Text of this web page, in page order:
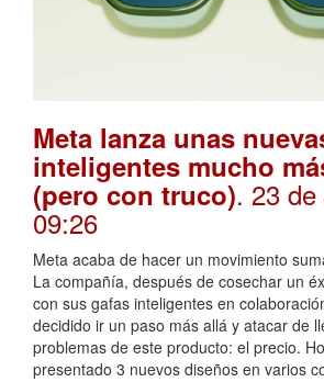
Meta lanza unas
inteligentes mucho
(pero con truco). 23
09:26
Meta acaba de hacer un movimiento
La compañía, después de cosechar un
con sus gafas inteligentes en
decidido ir un paso más allá y atacar de
problemas de este producto: el precio.
presentado 3 nuevos diseños en varios